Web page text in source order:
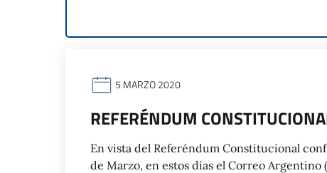
5 MARZO 2020
REFERÉNDUM
En vista del Referéndum Constitucional
de Marzo, en estos días el Correo